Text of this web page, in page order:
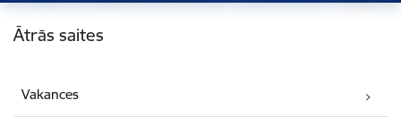
Kājene
Ātrās saites
Vakances